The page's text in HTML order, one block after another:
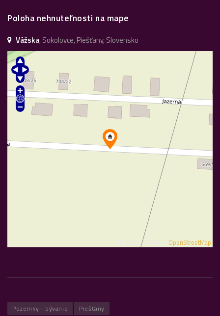
Poloha nehnuteľnosti na mape
Vážska, Sokolovce, Piešťany, Slovensko
Data CC-By-SA by OpenStreetMap
Pozemky - bývanie Piešťany